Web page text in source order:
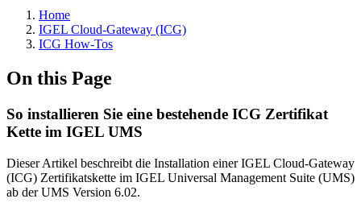
Home
IGEL Cloud-Gateway (ICG)
ICG How-Tos
On this Page
So installieren Sie eine bestehende ICG Zertifikat
Kette im IGEL UMS
Dieser Artikel beschreibt die Installation einer IGEL Cloud-Gateway
(ICG) Zertifikatskette im IGEL Universal Management Suite (UMS)
ab der UMS Version 6.02.